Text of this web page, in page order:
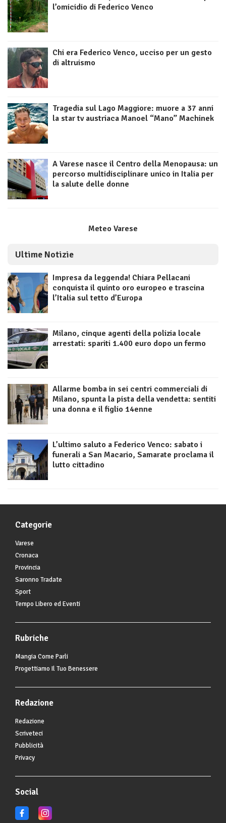
l’omicidio di Federico Venco
Chi era Federico Venco, ucciso per un gesto
di altruismo
Tragedia sul Lago Maggiore: muore a 37 anni
la star tv austriaca Manoel “Mano” Machinek
A Varese nasce il Centro della Menopausa: un
percorso multidisciplinare unico in Italia per
la salute delle donne
Meteo Varese
Ultime Notizie
Impresa da leggenda! Chiara Pellacani
conquista il quinto oro europeo e trascina
l’Italia sul tetto d’Europa
Milano, cinque agenti della polizia locale
arrestati: spariti 1.400 euro dopo un fermo
Allarme bomba in sei centri commerciali di
Milano, spunta la pista della vendetta: sentiti
una donna e il figlio 14enne
L’ultimo saluto a Federico Venco: sabato i
funerali a San Macario, Samarate proclama il
lutto cittadino
Categorie
Varese
Cronaca
Provincia
Saronno Tradate
Sport
Tempo Libero ed Eventi
Rubriche
Mangia Come Parli
Progettiamo Il Tuo Benessere
Redazione
Redazione
Scriveteci
Pubblicità
Privacy
Social